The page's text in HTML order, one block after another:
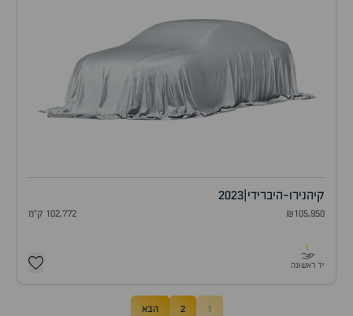
קיהנירו-היברידי 2023
₪105,950 102,772 ק"מ
1
יד ראשונה
1
2 הבא